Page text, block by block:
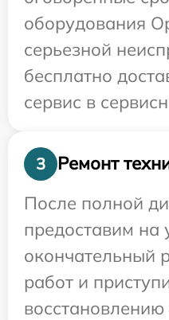
оборудования
серьезной
бесплатно
сервис в
3
Ремонт
После полной
предоставим на
окончательный
работ и
восстановлению